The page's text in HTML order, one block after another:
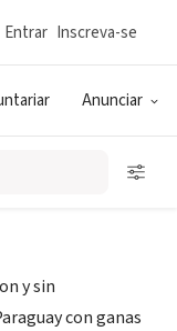
Anunciar
Entrar Inscreva-se
y sin
con ganas